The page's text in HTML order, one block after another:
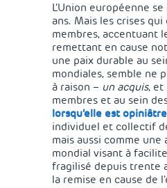
L’Union européenne
ans. Mais les crises
membres, accentuant
remettant en cause
une paix durable au
mondiales, semble ne
à raison – un acquis, et
membres et au sein
lorsqu’elle est
individuel et collectif
mais aussi comme
mondial visant à
fragilisé depuis trente
la remise en cause de